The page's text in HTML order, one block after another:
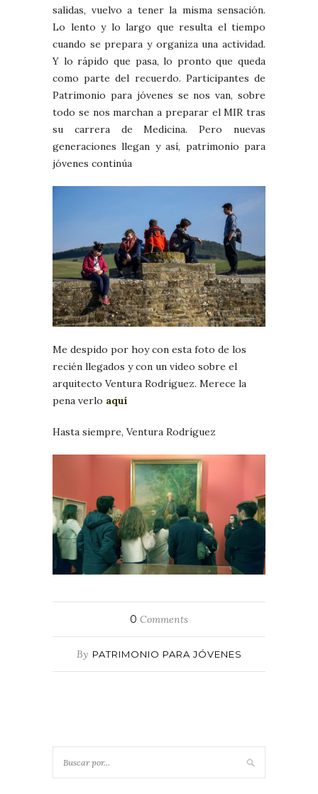
salidas, vuelvo a tener la misma sensación.
Lo lento y lo largo que resulta el tiempo
cuando se prepara y organiza una actividad.
Y lo rápido que pasa, lo pronto que queda
como parte del recuerdo. Participantes de
Patrimonio para jóvenes se nos van, sobre
todo se nos marchan a preparar el MIR tras
su carrera de Medicina. Pero nuevas
generaciones llegan y así, patrimonio para
jóvenes continúa
Me despido por hoy con esta foto de los
recién llegados y con un video sobre el
arquitecto Ventura Rodríguez. Merece la
pena verlo aquí
Hasta siempre, Ventura Rodríguez
0 Comments
By PATRIMONIO PARA JÓVENES